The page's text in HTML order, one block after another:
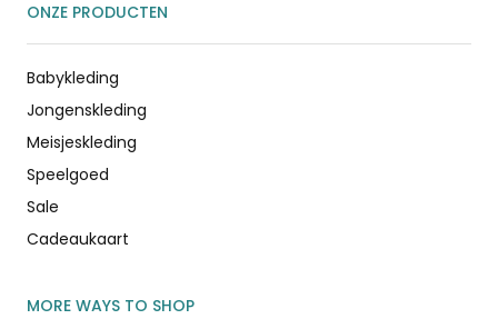
ONZE PRODUCTEN
Babykleding
Jongenskleding
Meisjeskleding
Speelgoed
Sale
Cadeaukaart
MORE WAYS TO SHOP